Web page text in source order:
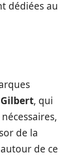
dédiées au
Gilbert, qui
de la
de ce